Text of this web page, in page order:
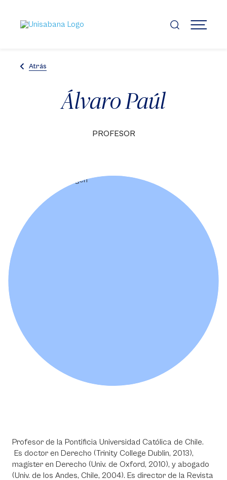
contenido
principal
MENÚ
Atrás
Álvaro Paúl
PROFESOR
Profesor de la Pontificia Universidad Católica de Chile.
Es doctor en Derecho (Trinity College Dublin, 2013),
magíster en Derecho (Univ. de Oxford, 2010), y abogado
(Univ. de los Andes, Chile, 2004). Es director de la Revista